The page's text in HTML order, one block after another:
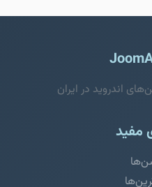
اندروید در ایران
مفید